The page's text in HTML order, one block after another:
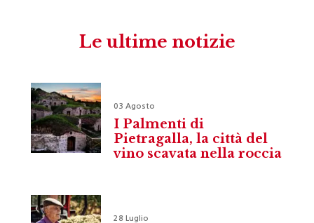
Le ultime notizie
03 Agosto
I Palmenti di
Pietragalla, la città del
vino scavata nella roccia
28 Luglio